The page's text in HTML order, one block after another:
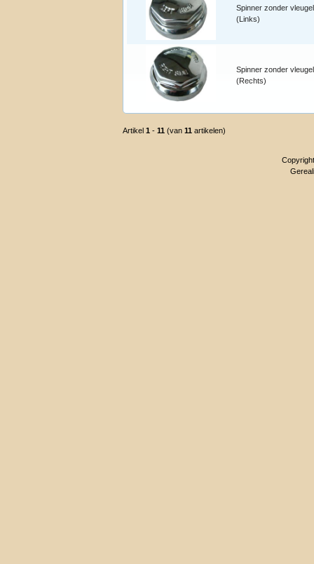
Spinner zonder
(Links)
Spinner zonder
(Rechts)
Artikel 1 - 11 (van 11 artikelen)